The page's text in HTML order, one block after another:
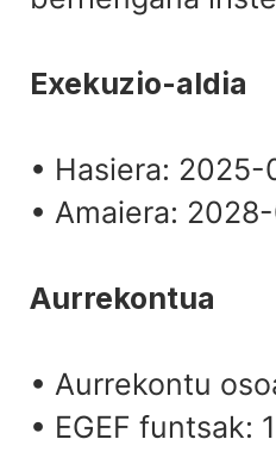
Exekuzio-aldia
• Hasiera: 2025-
• Amaiera:
Aurrekontua
• Aurrekontu
• EGEF funtsak: